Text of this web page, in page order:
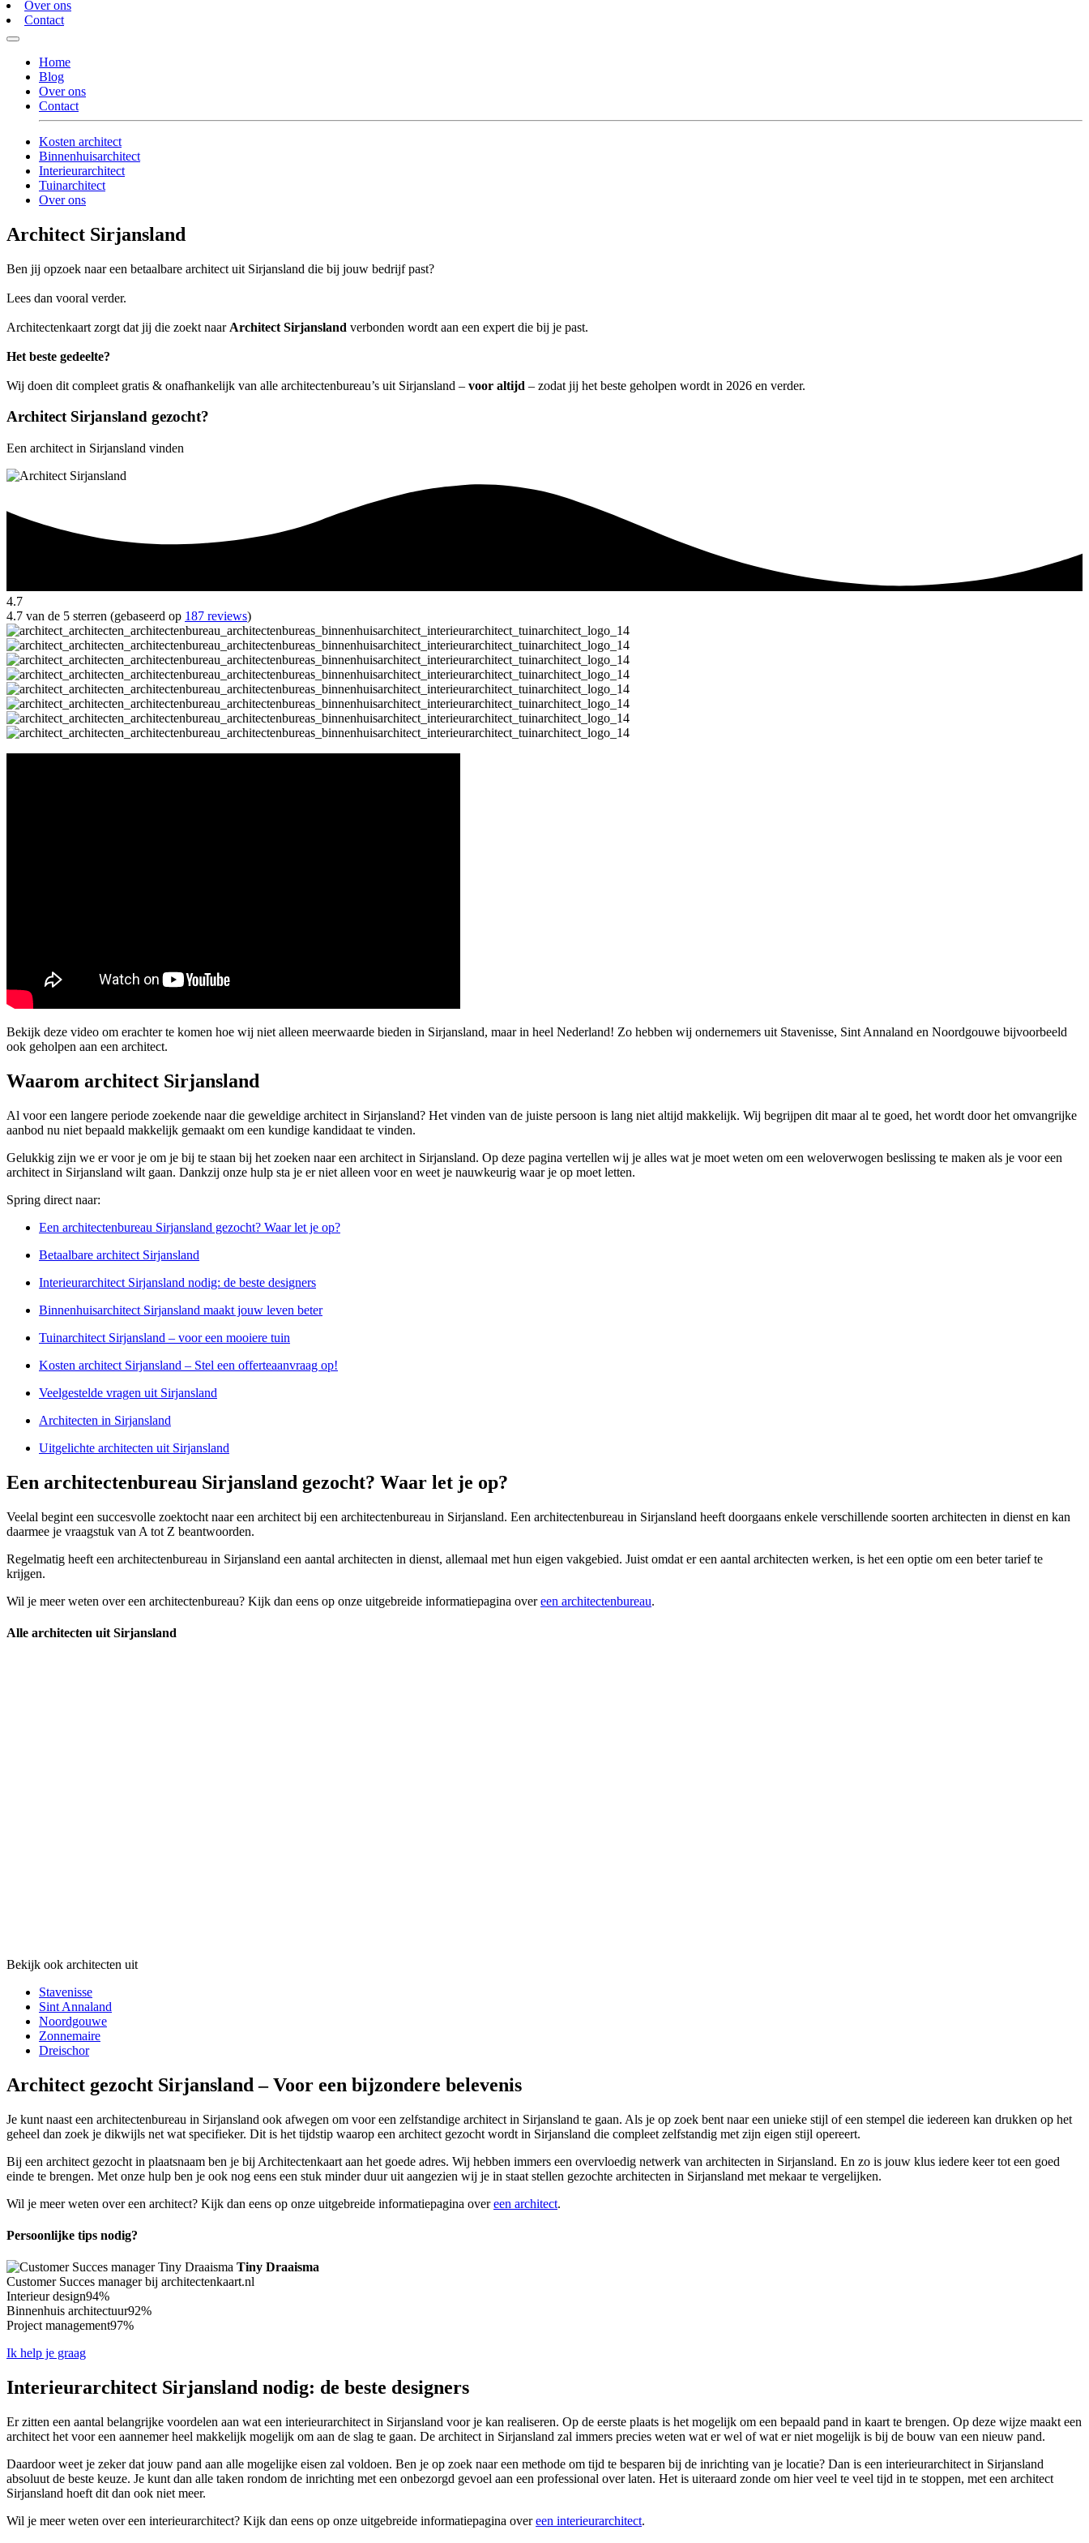
Over ons
Contact
Home
Blog
Over ons
Contact
Kosten architect
Binnenhuisarchitect
Interieurarchitect
Tuinarchitect
Over ons
Architect Sirjansland
Ben jij opzoek naar een betaalbare architect uit Sirjansland die bij jouw bedrijf past?
Lees dan vooral verder.
Architectenkaart zorgt dat jij die zoekt naar Architect Sirjansland verbonden wordt aan een expert die bij je past.
Het beste gedeelte?
Wij doen dit compleet gratis & onafhankelijk van alle architectenbureau’s uit Sirjansland – voor altijd – zodat jij het beste geholpen wordt in 2026 en verder.
Architect Sirjansland gezocht?
Een architect in Sirjansland vinden
4.7
4.7 van de 5 sterren (gebaseerd op 187 reviews)
Bekijk deze video om erachter te komen hoe wij niet alleen meerwaarde bieden in Sirjansland, maar in heel Nederland! Zo hebben wij ondernemers uit Stavenisse, Sint Annaland en Noordgouwe bijvoorbeeld
ook geholpen aan een architect.
Waarom architect Sirjansland
Al voor een langere periode zoekende naar die geweldige architect in Sirjansland? Het vinden van de juiste persoon is lang niet altijd makkelijk. Wij begrijpen dit maar al te goed, het wordt door het omvangrijke
aanbod nu niet bepaald makkelijk gemaakt om een kundige kandidaat te vinden.
Gelukkig zijn we er voor je om je bij te staan bij het zoeken naar een architect in Sirjansland. Op deze pagina vertellen wij je alles wat je moet weten om een weloverwogen beslissing te maken als je voor een
architect in Sirjansland wilt gaan. Dankzij onze hulp sta je er niet alleen voor en weet je nauwkeurig waar je op moet letten.
Spring direct naar:
Een architectenbureau Sirjansland gezocht? Waar let je op?
Betaalbare architect Sirjansland
Interieurarchitect Sirjansland nodig: de beste designers
Binnenhuisarchitect Sirjansland maakt jouw leven beter
Tuinarchitect Sirjansland – voor een mooiere tuin
Kosten architect Sirjansland – Stel een offerteaanvraag op!
Veelgestelde vragen uit Sirjansland
Architecten in Sirjansland
Uitgelichte architecten uit Sirjansland
Een architectenbureau Sirjansland gezocht? Waar let je op?
Veelal begint een succesvolle zoektocht naar een architect bij een architectenbureau in Sirjansland. Een architectenbureau in Sirjansland heeft doorgaans enkele verschillende soorten architecten in dienst en kan
daarmee je vraagstuk van A tot Z beantwoorden.
Regelmatig heeft een architectenbureau in Sirjansland een aantal architecten in dienst, allemaal met hun eigen vakgebied. Juist omdat er een aantal architecten werken, is het een optie om een beter tarief te
krijgen.
Wil je meer weten over een architectenbureau? Kijk dan eens op onze uitgebreide informatiepagina overeen architectenbureau.
Alle architecten uit Sirjansland
Bekijk ook architecten uit
Stavenisse
Sint Annaland
Noordgouwe
Zonnemaire
Dreischor
Architect gezocht Sirjansland – Voor een bijzondere belevenis
Je kunt naast een architectenbureau in Sirjansland ook afwegen om voor een zelfstandige architect in Sirjansland te gaan. Als je op zoek bent naar een unieke stijl of een stempel die iedereen kan drukken op het
geheel dan zoek je dikwijls net wat specifieker. Dit is het tijdstip waarop een architect gezocht wordt in Sirjansland die compleet zelfstandig met zijn eigen stijl opereert.
Bij een architect gezocht in plaatsnaam ben je bij Architectenkaart aan het goede adres. Wij hebben immers een overvloedig netwerk van architecten in Sirjansland. En zo is jouw klus iedere keer tot een goed
einde te brengen. Met onze hulp ben je ook nog eens een stuk minder duur uit aangezien wij je in staat stellen gezochte architecten in Sirjansland met mekaar te vergelijken.
Wil je meer weten over een architect? Kijk dan eens op onze uitgebreide informatiepagina overeen architect.
Persoonlijke tips nodig?
Tiny Draaisma
Customer Succes manager bij architectenkaart.nl
Interieur design94%
Binnenhuis architectuur92%
Project management97%
Ik help je graag
Interieurarchitect Sirjansland nodig: de beste designers
Er zitten een aantal belangrijke voordelen aan wat een interieurarchitect in Sirjansland voor je kan realiseren. Op de eerste plaats is het mogelijk om een bepaald pand in kaart te brengen. Op deze wijze maakt een
architect het voor een aannemer heel makkelijk mogelijk om aan de slag te gaan. De architect in Sirjansland zal immers precies weten wat er wel of wat er niet mogelijk is bij de bouw van een nieuw pand.
Daardoor weet je zeker dat jouw pand aan alle mogelijke eisen zal voldoen. Ben je op zoek naar een methode om tijd te besparen bij de inrichting van je locatie? Dan is een interieurarchitect in Sirjansland
absoluut de beste keuze. Je kunt dan alle taken rondom de inrichting met een onbezorgd gevoel aan een professional over laten. Het is uiteraard zonde om hier veel te veel tijd in te stoppen, met een architect
Sirjansland hoeft dit dan ook niet meer.
Wil je meer weten over een interieurarchitect? Kijk dan eens op onze uitgebreide informatiepagina overeen interieurarchitect.